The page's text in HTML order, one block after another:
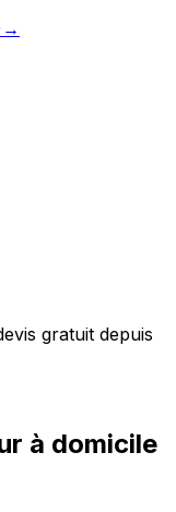
→
gratuit depuis
à domicile